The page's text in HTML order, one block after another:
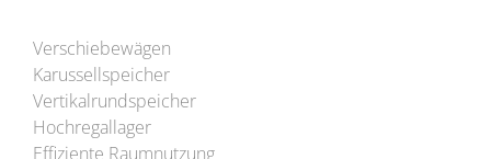
Verschiebewägen
Karussellspeicher
Vertikalrundspeicher
Hochregallager
Effiziente Raumnutzung